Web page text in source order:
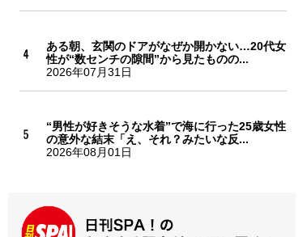
ある朝、玄関のドアがなぜか開かない…20代女
性が“数センチの隙間”から見たものの...
2026年07月31日
“男性が好きそうな水着”で海に行った25歳女性
の意外な結末「え、それ？みたいな反...
2026年08月01日